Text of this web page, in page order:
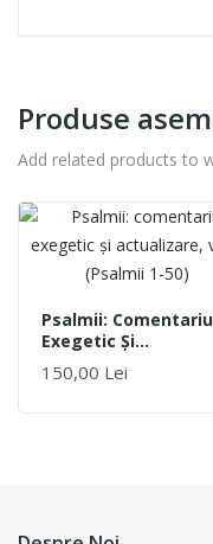
Produse
Add related products to
Psalmii: Comentariu
Exegetic Şi
Actualizare, Vol. I
(Psalmii 1-50)
150,00 Lei